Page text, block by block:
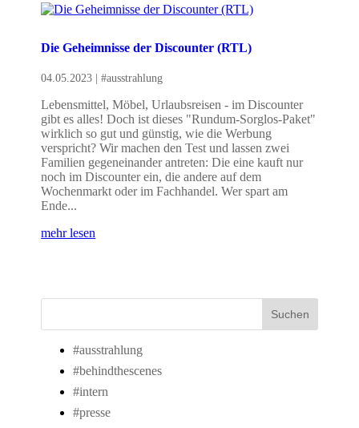
Die Geheimnisse der Discounter (RTL)
04.05.2023 |#ausstrahlung
Lebensmittel, Möbel, Urlaubsreisen - im Discounter
gibt es alles! Doch ist dieses "Rundum-Sorglos-Paket"
wirklich so gut und günstig, wie die Werbung
verspricht? Wir machen den Test und lassen zwei
Familien gegeneinander antreten: Die eine kauft nur
noch im Discounter ein, die andere auf dem
Wochenmarkt oder im Fachhandel. Wer spart am
Ende...
mehr lesen
Suchen
#ausstrahlung
#behindthescenes
#intern
#presse